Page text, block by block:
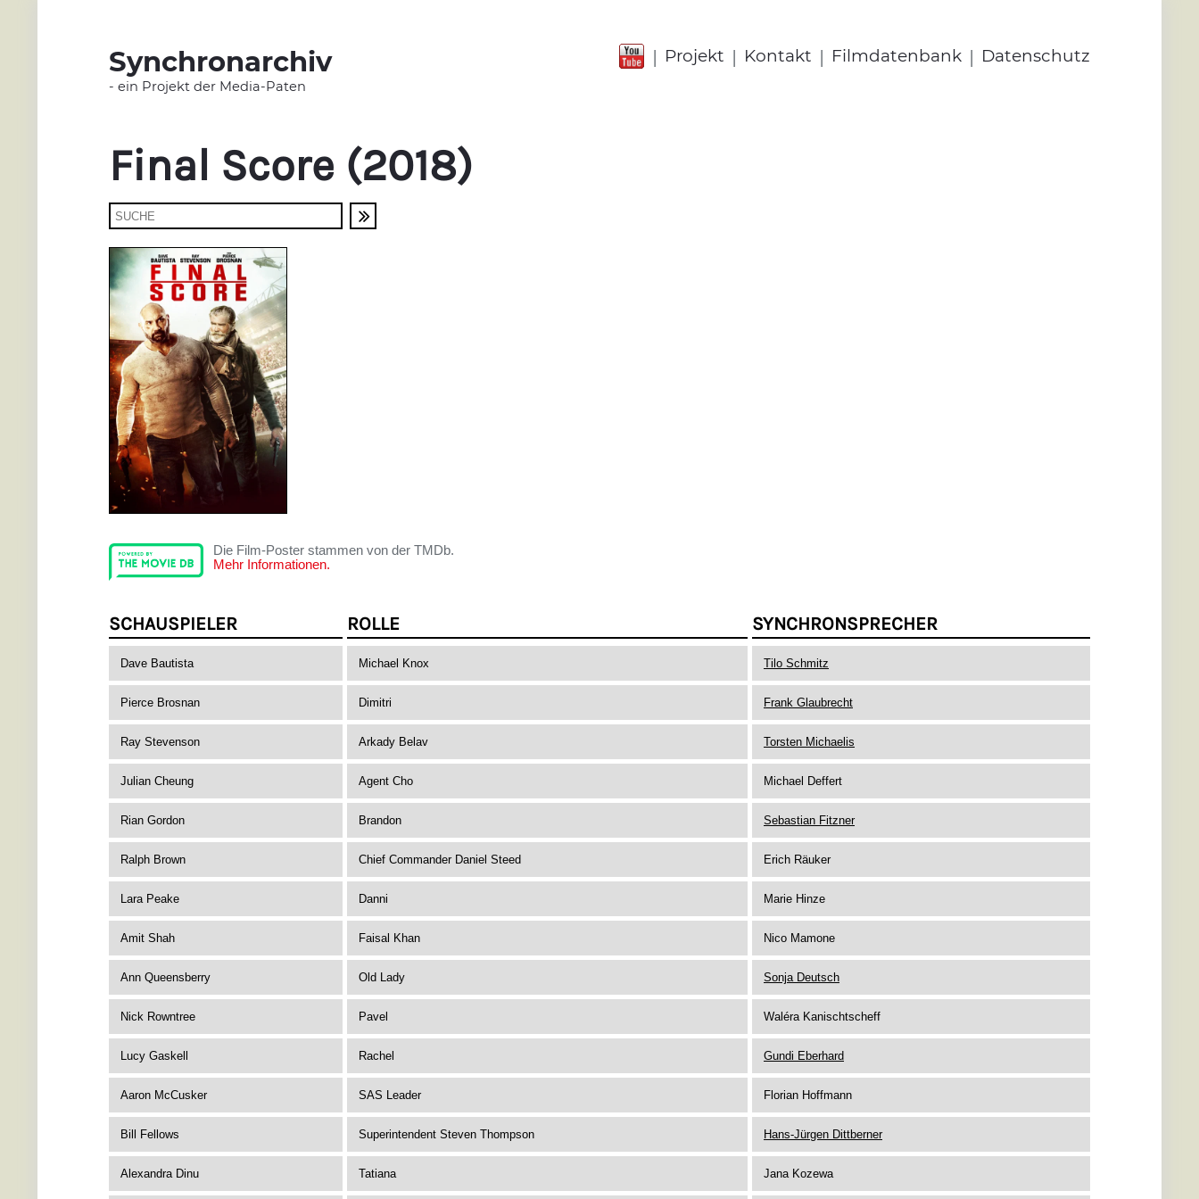
Synchronarchiv
- ein Projekt der Media-Paten
| Projekt | Kontakt | Filmdatenbank | Datenschutz
Final Score (2018)
Die Film-Poster stammen von der TMDb.
Mehr Informationen.
SCHAUSPIELER ROLLE SYNCHRONSPRECHER
Dave Bautista Michael Knox Tilo Schmitz
Pierce Brosnan Dimitri Frank Glaubrecht
Ray Stevenson Arkady Belav Torsten Michaelis
Julian Cheung Agent Cho Michael Deffert
Rian Gordon Brandon Sebastian Fitzner
Ralph Brown Chief Commander Daniel Steed Erich Räuker
Lara Peake Danni Marie Hinze
Amit Shah Faisal Khan Nico Mamone
Ann Queensberry Old Lady Sonja Deutsch
Nick Rowntree Pavel Waléra Kanischtscheff
Lucy Gaskell Rachel Gundi Eberhard
Aaron McCusker SAS Leader Florian Hoffmann
Bill Fellows Superintendent Steven Thompson Hans-Jürgen Dittberner
Alexandra Dinu Tatiana Jana Kozewa